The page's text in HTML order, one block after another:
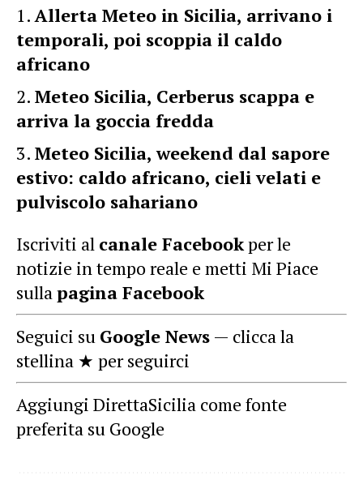
Allerta Meteo in Sicilia, arrivano i
temporali, poi scoppia il caldo
africano
Meteo Sicilia, Cerberus scappa e
arriva la goccia fredda
Meteo Sicilia, weekend dal sapore
estivo: caldo africano, cieli velati e
pulviscolo sahariano
Iscriviti al canale Facebookper le
notizie in tempo reale e metti Mi Piace
sullapagina Facebook
Seguici su Google News — clicca la
stellina ★ per seguirci
Aggiungi DirettaSicilia come fonte
preferita su Google